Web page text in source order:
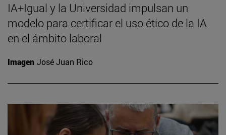
IA+Igual y la Universidad impulsan un
modelo para certificar el uso ético de la IA
en el ámbito laboral
Imagen José Juan Rico